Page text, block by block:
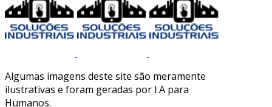
Algumas imagens deste site são meramente
ilustrativas e foram geradas por I.A para
Humanos.